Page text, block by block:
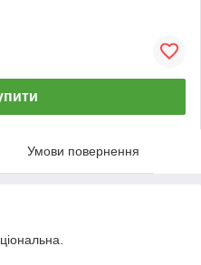
Умови повернення